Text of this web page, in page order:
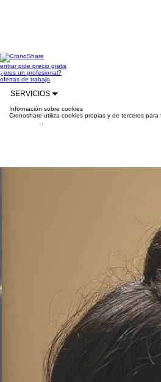
entrarpide precio gratis
¿eres un profesional?
ofertas de trabajo
SERVICIOS
Información sobre cookies
Cronoshare utiliza cookies propias y de terceros